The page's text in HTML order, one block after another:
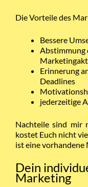
Die Vorteile des
Bessere
Abstimmung
Erinnerung
Deadlines
jederzeitige
Nachteile sind mir
kostet Euch nicht
ist eine
Dein
Marketing